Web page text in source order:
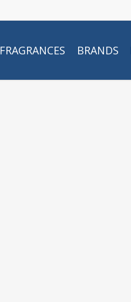
FRAGRANCES BRANDS